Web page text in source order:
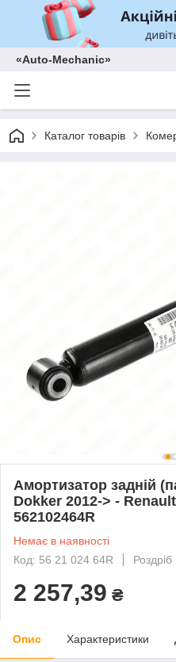
«Auto-Mechanic»
Каталог товарів
Амортизатор задній
Dokker 2012-> -
562102464R
Немає в наявності
Код: 56 21 024 64R
Роздріб
2 257,39 ₴
Опис Характеристики